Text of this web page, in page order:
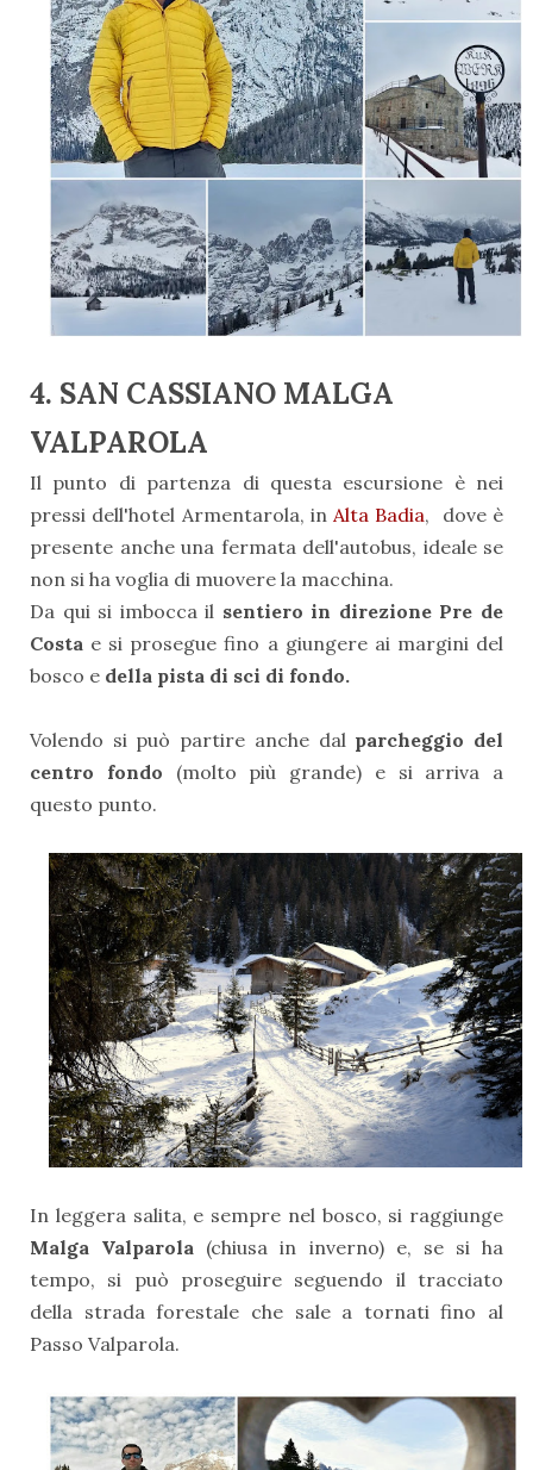
4. SAN CASSIANO MALGA
VALPAROLA
Il punto di partenza di questa escursione è nei
pressi dell'hotel Armentarola, in Alta Badia, dove è
presente anche una fermata dell'autobus, ideale se
non si ha voglia di muovere la macchina.
Da qui si imbocca il sentiero in direzione Pre de
Costa e si prosegue fino a giungere ai margini del
bosco e della pista di sci di fondo.
Volendo si può partire anche dal parcheggio del
centro fondo (molto più grande) e si arriva a
questo punto.
In leggera salita, e sempre nel bosco, si raggiunge
Malga Valparola (chiusa in inverno) e, se si ha
tempo, si può proseguire seguendo il tracciato
della strada forestale che sale a tornati fino al
Passo Valparola.